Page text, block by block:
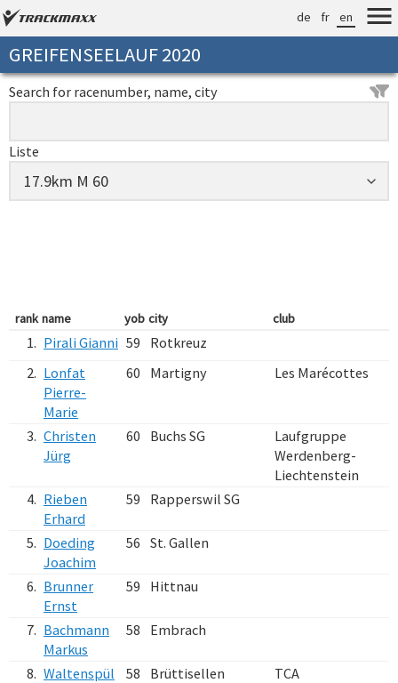
de fr en
GREIFENSEELAUF 2020
Search for racenumber, name, city
Liste
rank name yob city club
1. Pirali Gianni 59
Rotkreuz
2. Lonfat
Pierre-
Marie
60 Martigny Les Marécottes
3. Christen
Jürg
60 Buchs SG
Laufgruppe
Werdenberg-
Liechtenstein
4. Rieben
Erhard
59 Rapperswil SG
5. Doeding
Joachim
56 St. Gallen
6. Brunner
Ernst
59 Hittnau
7. Bachmann
Markus
58 Embrach
8. Waltenspül
58 Brüttisellen TCA